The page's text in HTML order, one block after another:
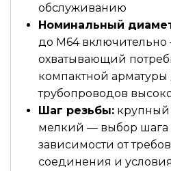
обслуживанию
Номинальный
до М64
охватывающий
компактной
трубопроводов
Шаг резьбы: крупный
мелкий — выбор шага
зависимости от
соединения и